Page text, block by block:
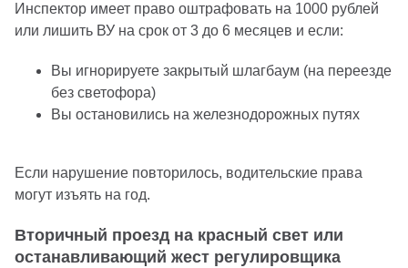
Инспектор имеет право оштрафовать на 1000 рублей
или лишить ВУ на срок от 3 до 6 месяцев и если:
Вы игнорируете закрытый шлагбаум (на переезде
без светофора)
Вы остановились на железнодорожных путях
Если нарушение повторилось, водительские права
могут изъять на год.
Вторичный проезд на красный свет или
останавливающий жест регулировщика